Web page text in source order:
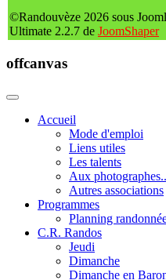
©Randouvèze 2026 sous
Ultimate 2.2.7 de JoomShaper
offcanvas
Accueil
Mode d'emploi
Liens utiles
Les talents
Aux
Autres associations
Programmes
Planning
C.R. Randos
Jeudi
Dimanche
Dimanche en